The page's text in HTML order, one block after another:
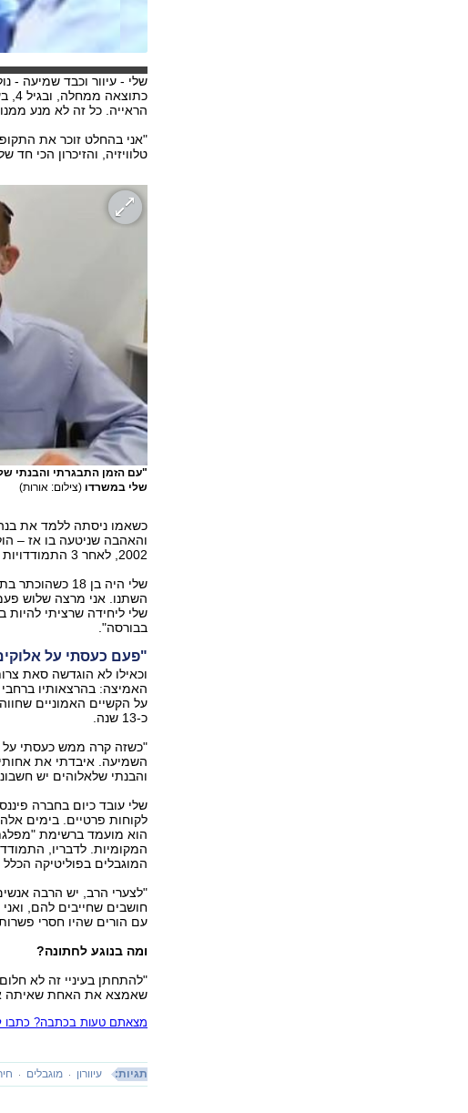
שלי - עיוור וכבד שמיעה -
הראייה. כל זה לא מנע
"אני בהחלט זוכר את
טלוויזיה, והזיכרון הכי
"עם הזמן התבגרתי והבנתי
שלי במשרדו (צילום: אורות)
כשאמו ניסתה ללמד את
והאהבה שניטעה בו אז –
2002, לאחר 3 התמודדויות קודמות בתחרות, שהסתיימו בהדחה.
שלי היה בן 18
השתנו. אני מרצה שלוש
שלי ליחידה שרציתי
בבורסה".
"פעם כעסתי על
וכאילו לא הוגדשה סאת
האמיצה: בהרצאותיו
על הקשיים האמוניים
כ-13 שנה.
"כשזה קרה ממש כעסתי על
השמיעה. איבדתי את
והבנתי שלאלוהים יש
שלי עובד כיום בחברה
לקוחות פרטיים. בימים אלה
הוא מועמד ברשימת
המקומיות. לדבריו,
המוגבלים בפוליטיקה הכלל
"לצערי הרב, יש הרבה
חושבים שחייבים להם,
עם הורים שהיו חסרי
ומה בנוגע לחתונה?
"להתחתן בעיניי זה לא
שאמצא את האחת שאיתה
מצאתם טעות בכתבה? כתבו
תגיות: עיוורון מוגבלים